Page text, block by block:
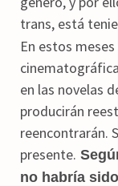
trans, está
En estos
en las novelas
producirán
reencontrarán.
presente.
no habría